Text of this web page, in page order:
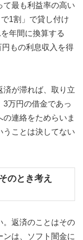
て最も利益率の高い
1割」で貸し付け
年間に換算する
もの利息収入を得
済が滞れば、取り立
3万円の借金であっ
連絡をためらいま
うことは決してない
のとき考え
。返済のことはその
ンは、ソフト闇金に